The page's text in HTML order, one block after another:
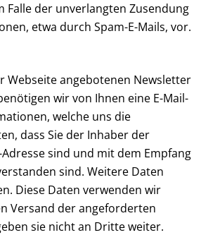
Falle der unverlangten Zusendung
etwa durch Spam-E-Mails, vor.
Webseite angebotenen Newsletter
wir von Ihnen eine E-Mail-
welche uns die
dass Sie der Inhaber der
sind und mit dem Empfang
sind. Weitere Daten
Diese Daten verwenden wir
Versand der angeforderten
sie nicht an Dritte weiter.